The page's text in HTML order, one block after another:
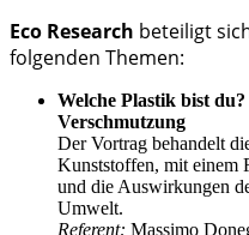
Eco Research beteiligt
folgenden Themen:
Welche Plastik bist
Verschmutzung
Der Vortrag behandelt
Kunststoffen, mit einem
und die Auswirkungen
Umwelt.
Referent: Massimo